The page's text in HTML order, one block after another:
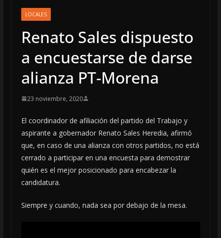
LOCALES
Renato Sales dispuesto
a encuestarse de darse
alianza PT-Morena
23 noviembre, 2020
El coordinador de afiliación del partido del Trabajo y
aspirante a gobernador Renato Sales Heredia, afirmó
que, en caso de una alianza con otros partidos, no está
cerrado a participar en una encuesta para demostrar
quién es el mejor posicionado para encabezar la
candidatura.
Siempre y cuando, nada sea por debajo de la mesa.